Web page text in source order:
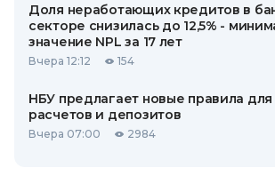
Доля неработающих кредитов в
секторе снизилась до 12,5% -
значение NPL за 17 лет
Вчера 12:12 154
НБУ предлагает новые правила
расчетов и депозитов
Вчера 07:00 2984